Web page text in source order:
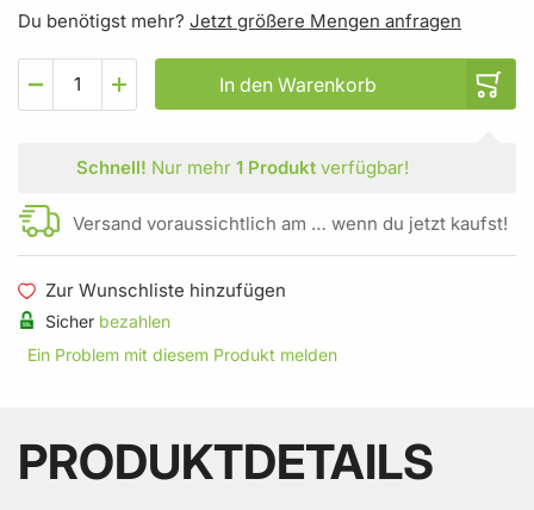
Du benötigst mehr? Jetzt größere Mengen anfragen
In den Warenkorb
Schnell! Nur mehr 1 Produktverfügbar!
Versand voraussichtlich am … wenn du jetzt kaufst!
Zur Wunschliste hinzufügen
Sicher bezahlen
Ein Problem mit diesem Produkt melden
PRODUKTDETAILS